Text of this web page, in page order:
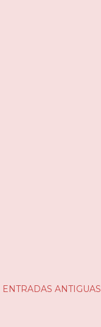
ENTRADAS ANTIGUAS